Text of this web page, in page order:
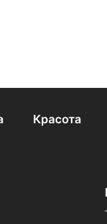
Красота